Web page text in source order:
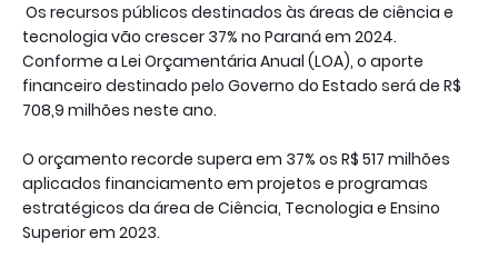
Os recursos públicos destinados às áreas de ciência e
tecnologia vão crescer 37% no Paraná em 2024.
Conforme a Lei Orçamentária Anual (LOA), o aporte
financeiro destinado pelo Governo do Estado será de R$
708,9 milhões neste ano.
O orçamento recorde supera em 37% os R$ 517 milhões
aplicados financiamento em projetos e programas
estratégicos da área de Ciência, Tecnologia e Ensino
Superior em 2023.